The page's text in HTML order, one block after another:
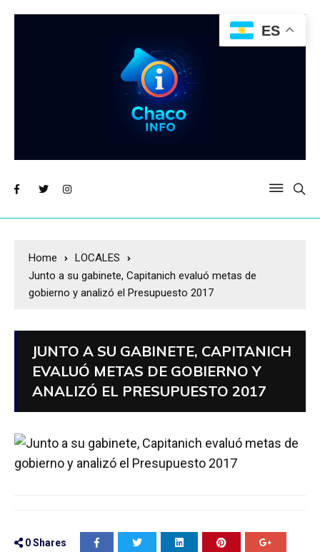
Home
LOCALES
Junto a su gabinete, Capitanich evaluó metas de
gobierno y analizó el Presupuesto 2017
JUNTO A SU GABINETE, CAPITANICH
EVALUÓ METAS DE GOBIERNO Y
ANALIZÓ EL PRESUPUESTO 2017
0Shares
ES